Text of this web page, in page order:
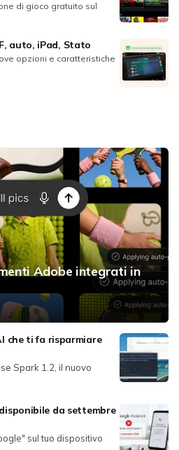
di gioco gratuito sul
auto, iPad, Stato
opzioni e caratteristiche
Adobe integrati in
che ti fa risparmiare
Spark 1.2, il nuovo
da settembre
sul tuo dispositivo